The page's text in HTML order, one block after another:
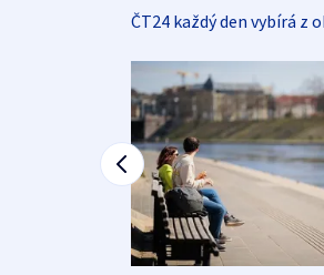
ČT24 každý den vybírá z